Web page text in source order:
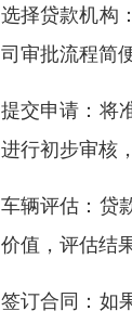
选择贷款机构
司审批流程简
提交申请：将
进行初步审核
车辆评估：贷
价值，评估结
签订合同：如